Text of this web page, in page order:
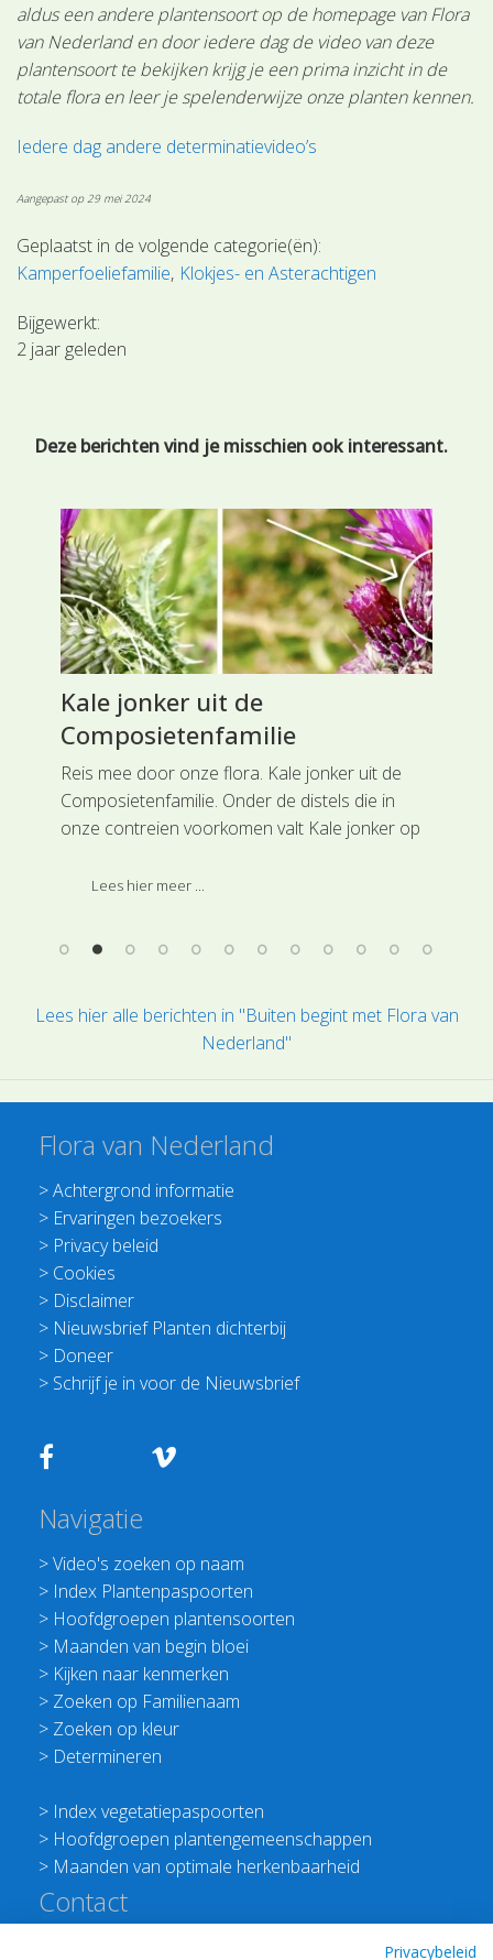
aldus een andere plantensoort op de homepage van Flora
van Nederland en door iedere dag de video van deze
plantensoort te bekijken krijg je een prima inzicht in de
totale flora en leer je spelenderwijze onze planten kennen.
Iedere dag andere determinatievideo’s
Aangepast op 29 mei 2024
Geplaatst in de volgende categorie(ën):
Kamperfoeliefamilie Klokjes- en Asterachtigen
Bijgewerkt:
2 jaar geleden
Deze berichten vind je misschien ook interessant.
Kale jonker uit de
Composietenfamilie
Reis mee door onze flora. Kale jonker uit de
Composietenfamilie. Onder de distels die in
onze contreien voorkomen valt Kale jonker op
Lees hier meer ...
Lees hier alle berichten in "Buiten begint met Flora van
Nederland"
Flora van Nederland
>Achtergrond informatie
> Ervaringen bezoekers
> Privacy beleid
> Cookies
> Disclaimer
> Nieuwsbrief Planten dichterbij
> Doneer
> Schrijf je in voor de Nieuwsbrief
Navigatie
>Video's zoeken op naam
> Index Plantenpaspoorten
> Hoofdgroepen plantensoorten
> Maanden van begin bloei
> Kijken naar kenmerken
> Zoeken op Familienaam
> Zoeken op kleur
> Determineren
> Index vegetatiepaspoorten
> Hoofdgroepen plantengemeenschappen
> Maanden van optimale herkenbaarheid
Contact
Privacybeleid